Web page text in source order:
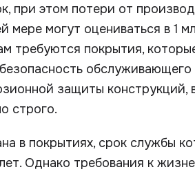
при этом потери от
могут оцениваться в 1
требуются покрытия,
обслуживающего
защиты конструкций,
строго.
в покрытиях, срок службы
Однако требования к